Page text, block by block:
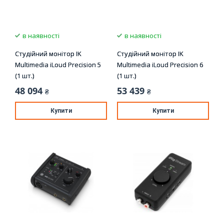
в наявності
Студійний монітор IK
Multimedia iLoud Precision 5
(1 шт.)
48 094 ₴
Купити
в наявності
Студійний монітор IK
Multimedia iLoud Precision 6
(1 шт.)
53 439 ₴
Купити